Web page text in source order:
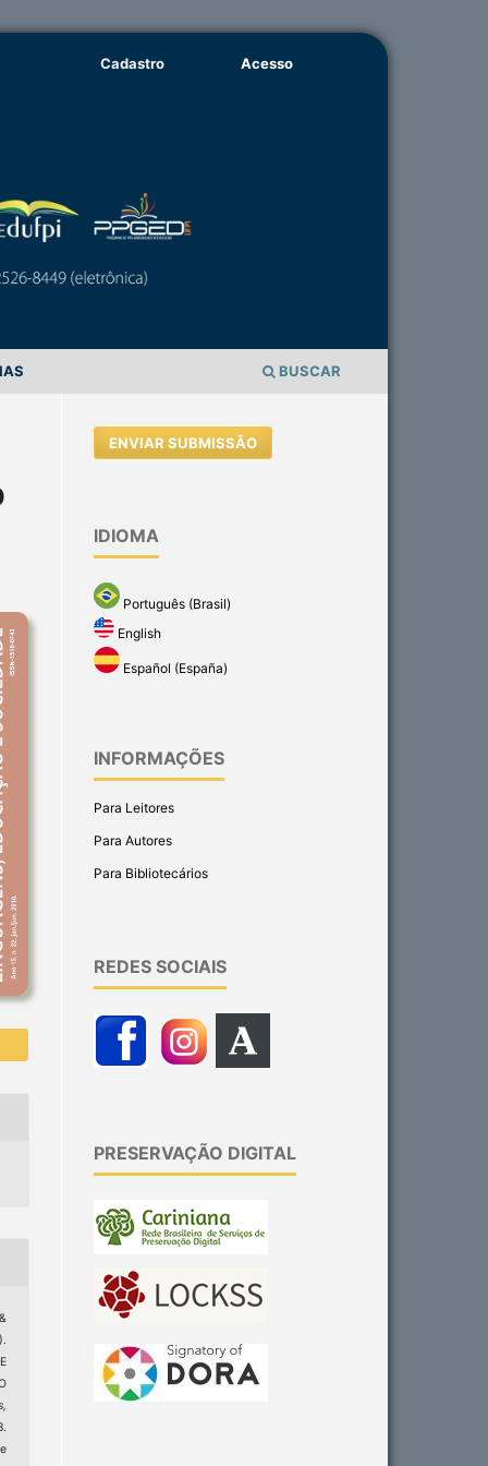
BUSCAR
Cadastro Acesso
ENVIAR SUBMISSÃO
IDIOMA
Português (Brasil)
English
Español (España)
INFORMAÇÕES
Para Leitores
Para Autores
Para Bibliotecários
REDES SOCIAIS
PRESERVAÇÃO DIGITAL